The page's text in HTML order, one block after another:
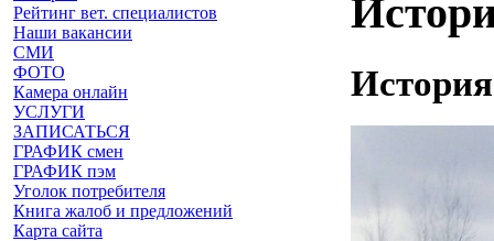
Рейтинг вет. специалистов
Наши вакансии
СМИ
ФОТО
Камера онлайн
УСЛУГИ
ЗАПИСАТЬСЯ
ГРАФИК смен
ГРАФИК пэм
Уголок потребителя
Книга жалоб и предложений
Карта сайта